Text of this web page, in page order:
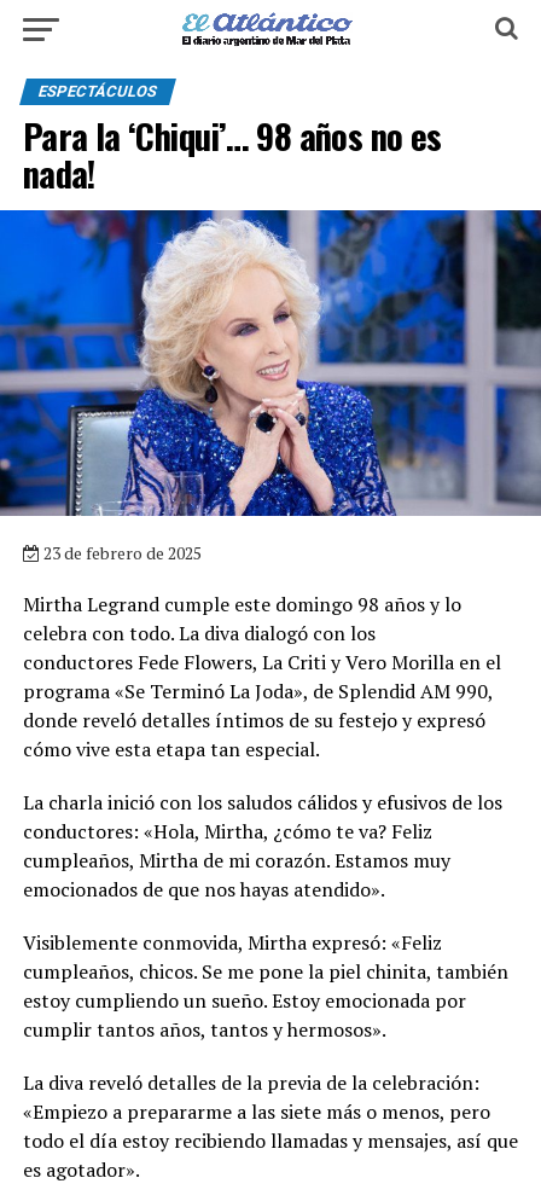
ESPECTÁCULOS
Para la ‘Chiqui’… 98 años no es
nada!
23 de febrero de 2025
Mirtha Legrand cumple este domingo 98 años y lo
celebra con todo. La diva dialogó con los
conductores Fede Flowers, La Criti y Vero Morilla en el
programa «Se Terminó La Joda», de Splendid AM 990,
donde reveló detalles íntimos de su festejo y expresó
cómo vive esta etapa tan especial.
La charla inició con los saludos cálidos y efusivos de los
conductores: «Hola, Mirtha, ¿cómo te va? Feliz
cumpleaños, Mirtha de mi corazón. Estamos muy
emocionados de que nos hayas atendido».
Visiblemente conmovida, Mirtha expresó: «Feliz
cumpleaños, chicos. Se me pone la piel chinita, también
estoy cumpliendo un sueño. Estoy emocionada por
cumplir tantos años, tantos y hermosos».
La diva reveló detalles de la previa de la celebración:
«Empiezo a prepararme a las siete más o menos, pero
todo el día estoy recibiendo llamadas y mensajes, así que
es agotador».